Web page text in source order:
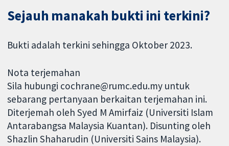
Sejauh manakah bukti ini terkini?
Bukti adalah terkini sehingga Oktober 2023.
Nota terjemahan
Sila hubungi cochrane@rumc.edu.my untuk
sebarang pertanyaan berkaitan terjemahan ini.
Diterjemah oleh Syed M Amirfaiz (Universiti Islam
Antarabangsa Malaysia Kuantan). Disunting oleh
Shazlin Shaharudin (Universiti Sains Malaysia).